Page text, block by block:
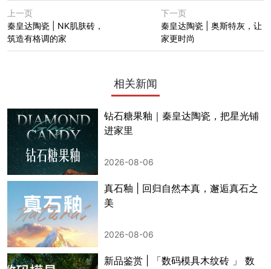
上一页
秦皇达陶瓷 | NK肌肤砖，
筑造有格调的家
下一页
秦皇达陶瓷 | 奥斯特灰，让
家更时尚
相关新闻
钻石糖果釉｜秦皇达陶瓷，把星光铺
进家里
2026-08-06
真石釉 | 回归自然本真，邂逅真石之
美
2026-08-06
新品鉴赏 | 「数码模具木纹砖 」 数